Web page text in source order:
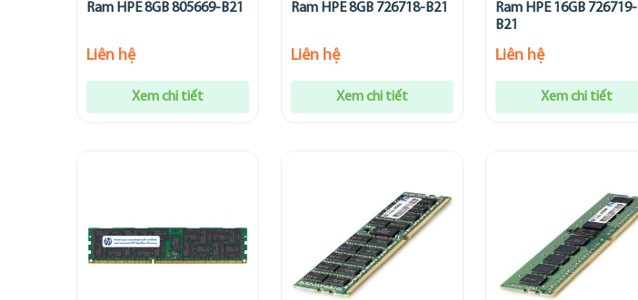
Ram HPE 8GB 805669-B21
Liên hệ
Xem chi tiết
Ram HPE 8GB 726718-B21
Liên hệ
Xem chi tiết
Ram HPE 16GB 726719-
B21
Liên hệ
Xem chi tiết